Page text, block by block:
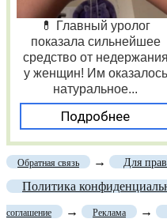
💊 Главный уролог
показала сильнейшее
средство от недержания
у женщин! Им оказалось
натуральное...
Подробнее
Обратная связь → Для
Политика
соглашение → Реклама →